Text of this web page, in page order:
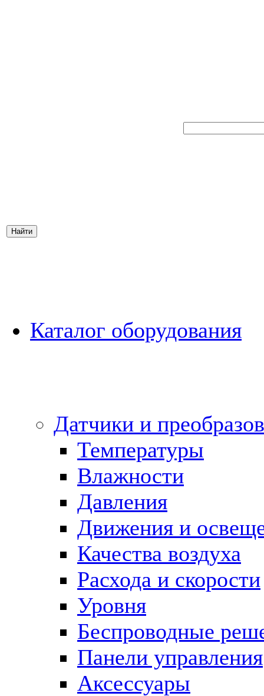
Каталог оборудования
Датчики и
Температуры
Влажности
Давления
Движения и
Качества воздуха
Расхода и скорости
Уровня
Беспроводные
Панели управления
Аксессуары